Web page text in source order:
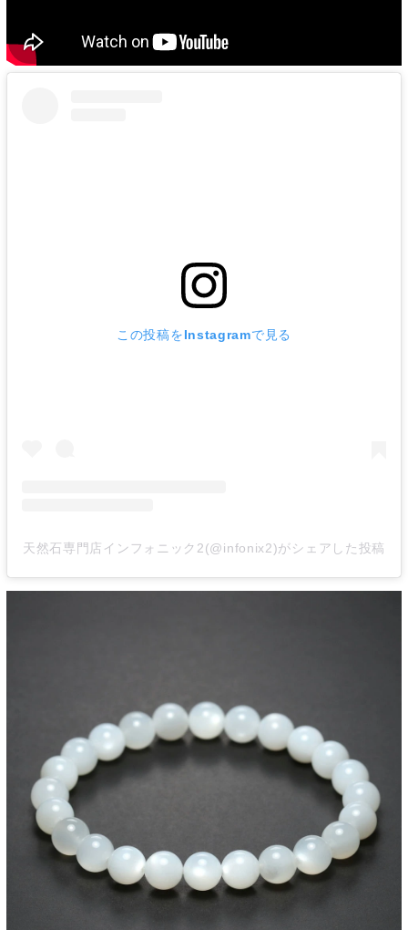
この投稿をInstagramで見る
天然石専門店インフォニック2(@infonix2)がシェアした投稿